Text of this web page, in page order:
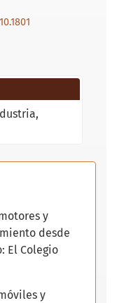
y
desde
El Colegio
y